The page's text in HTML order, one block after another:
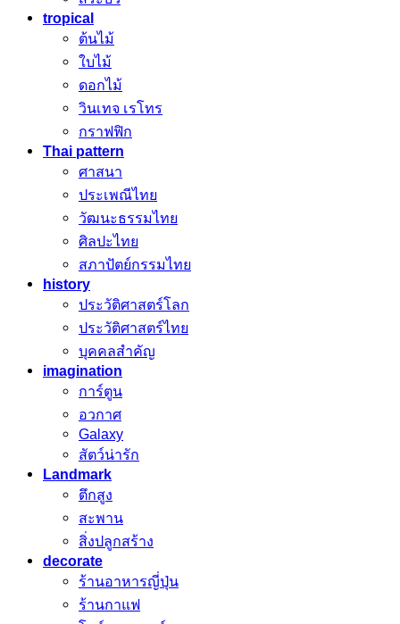
tropical
ต้นไม้
ใบไม้
ดอกไม้
วินเทจ เรโทร
กราฟฟิก
Thai pattern
ศาสนา
ประเพณีไทย
วัฒนะธรรมไทย
ศิลปะไทย
สภาปัตย์กรรมไทย
history
ประวัติศาสตร์โลก
ประวัติศาสตร์ไทย
บุคคลสำคัญ
imagination
การ์ตูน
อวกาศ
Galaxy
สัตว์น่ารัก
Landmark
ตึกสูง
สะพาน
สิ่งปลูกสร้าง
decorate
ร้านอาหารญี่ปุ่น
ร้านกาแฟ